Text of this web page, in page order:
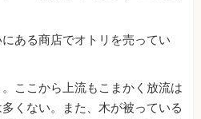
ある商店でオトリを売ってい
ここから上流もこまかく放流は
くない。また、木が被っている